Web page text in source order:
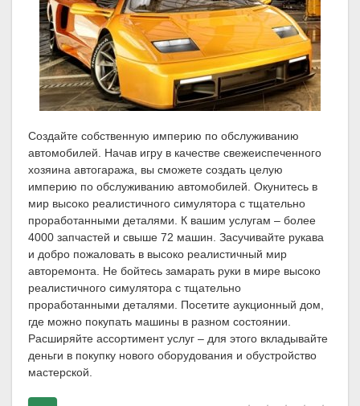
Создайте собственную империю по обслуживанию
автомобилей. Начав игру в качестве свежеиспеченного
хозяина автогаража, вы сможете создать целую
империю по обслуживанию автомобилей. Окунитесь в
мир высоко реалистичного симулятора с тщательно
проработанными деталями. К вашим услугам – более
4000 запчастей и свыше 72 машин. Засучивайте рукава
и добро пожаловать в высоко реалистичный мир
авторемонта. Не бойтесь замарать руки в мире высоко
реалистичного симулятора с тщательно
проработанными деталями. Посетите аукционный дом,
где можно покупать машины в разном состоянии.
Расширяйте ассортимент услуг – для этого вкладывайте
деньги в покупку нового оборудования и обустройство
мастерской.